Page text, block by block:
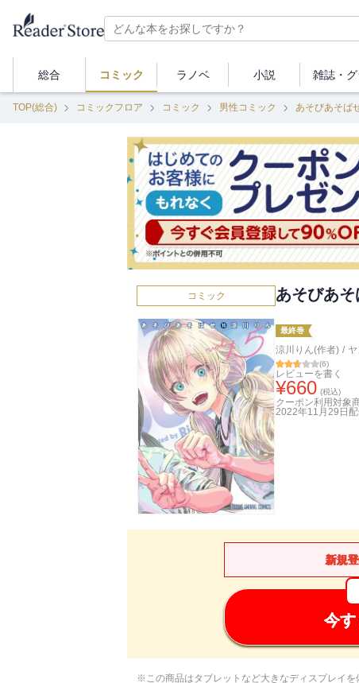
総合 コミック ラノベ 小説 雑誌・
TOP(総合) コミックフロア コミック 男性コミック あそびあそば
コミック あそびあ
最終巻
涼川りん(作者) /
(6)
レビューを書く
¥660 (税込)
クーポン利用対象
2022年11月29日
新規
今
※この商品はタブレットなど大きなディスプレイを